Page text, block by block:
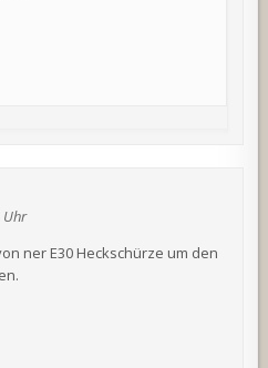
Uhr
ner E30 Heckschürze um den